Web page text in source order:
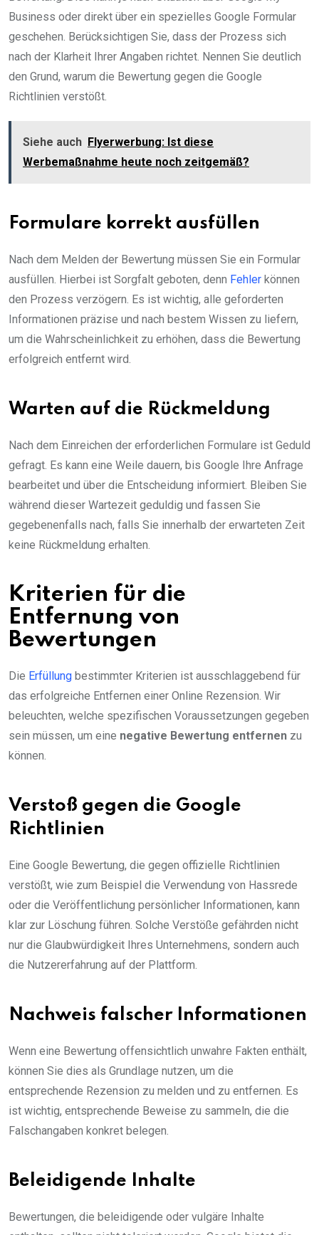
Business oder direkt über ein spezielles Google Formular
geschehen. Berücksichtigen Sie, dass der Prozess sich
nach der Klarheit Ihrer Angaben richtet. Nennen Sie deutlich
den Grund, warum die Bewertung gegen die Google
Richtlinien verstößt.
Siehe auch Flyerwerbung: Ist diese
Werbemaßnahme heute noch zeitgemäß?
Formulare korrekt ausfüllen
Nach dem Melden der Bewertung müssen Sie ein Formular
ausfüllen. Hierbei ist Sorgfalt geboten, denn Fehler können
den Prozess verzögern. Es ist wichtig, alle geforderten
Informationen präzise und nach bestem Wissen zu liefern,
um die Wahrscheinlichkeit zu erhöhen, dass die Bewertung
erfolgreich entfernt wird.
Warten auf die Rückmeldung
Nach dem Einreichen der erforderlichen Formulare ist Geduld
gefragt. Es kann eine Weile dauern, bis Google Ihre Anfrage
bearbeitet und über die Entscheidung informiert. Bleiben Sie
während dieser Wartezeit geduldig und fassen Sie
gegebenenfalls nach, falls Sie innerhalb der erwarteten Zeit
keine Rückmeldung erhalten.
Kriterien für die
Entfernung von
Bewertungen
Die Erfüllung bestimmter Kriterien ist ausschlaggebend für
das erfolgreiche Entfernen einer Online Rezension. Wir
beleuchten, welche spezifischen Voraussetzungen gegeben
sein müssen, um eine negative Bewertung entfernen zu
können.
Verstoß gegen die Google
Richtlinien
Eine Google Bewertung, die gegen offizielle Richtlinien
verstößt, wie zum Beispiel die Verwendung von Hassrede
oder die Veröffentlichung persönlicher Informationen, kann
klar zur Löschung führen. Solche Verstöße gefährden nicht
nur die Glaubwürdigkeit Ihres Unternehmens, sondern auch
die Nutzererfahrung auf der Plattform.
Nachweis falscher Informationen
Wenn eine Bewertung offensichtlich unwahre Fakten enthält,
können Sie dies als Grundlage nutzen, um die
entsprechende Rezension zu melden und zu entfernen. Es
ist wichtig, entsprechende Beweise zu sammeln, die die
Falschangaben konkret belegen.
Beleidigende Inhalte
Bewertungen, die beleidigende oder vulgäre Inhalte